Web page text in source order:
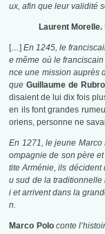
ux, afin que leur validité
Laurent Morelle.
[…] En 1245, le
e même où le
nce une mission auprès
queGuillaume de
disaient de lui dix fois
en ils font grandes
oriens, personne ne
En 1271, le jeune
ompagnie de son père
tite Arménie, ils décident
u sud de la traditionnelle
i et arrivent dans la
n.
Marco Poloconte